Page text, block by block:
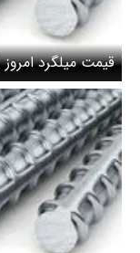
قیمت میلگرد امروز 21 خرداد ۱۴۰۴/ بازار روند کاهشی گرفت